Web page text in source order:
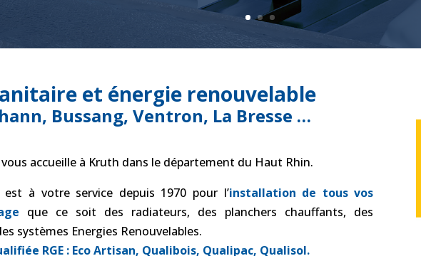
et énergie renouvelable
Bussang, Ventron, La Bresse …
accueille à Kruth dans le département du Haut Rhin.
à votre service depuis 1970 pour l’installation de tous vos
que ce soit des radiateurs, des planchers chauffants, des
systèmes Energies Renouvelables.
RGE : Eco Artisan, Qualibois, Qualipac, Qualisol.